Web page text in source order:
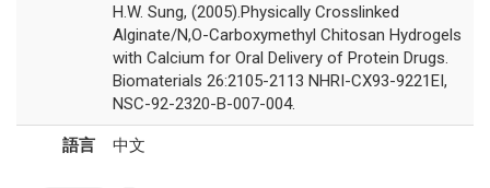
H.W. Sung, (2005).Physically Crosslinked
Alginate/N,O-Carboxymethyl Chitosan Hydrogels
with Calcium for Oral Delivery of Protein Drugs.
Biomaterials 26:2105-2113 NHRI-CX93-9221EI,
NSC-92-2320-B-007-004.
語言 中文